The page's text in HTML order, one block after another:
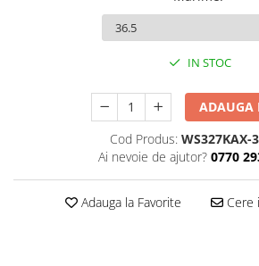
IN STOC
ADAUGA
Cod Produs: WS327KAX-
Ai nevoie de ajutor? 0770
Adauga la Favorite Cere